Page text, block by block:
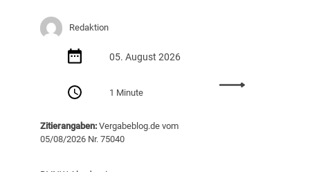
Redaktion
05. August 2026
1 Minute
Zitierangaben: Vergabeblog.de vom
05/08/2026 Nr. 75040
: